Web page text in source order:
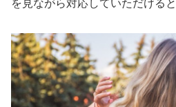
を見ながら対応していただける